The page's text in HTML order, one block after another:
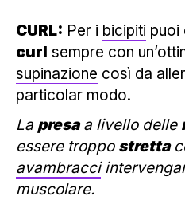
CURL: Per i bicipiti puoi
curl sempre con
supinazione così da
particolar modo.
La presaa livello delle
essere troppo stretta
avambracci
muscolare.